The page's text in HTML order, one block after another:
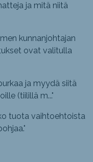
ja mitä niitä
kunnanjohtajan
ovat valitulla
ja myydä siitä
(tiilillä m..."
tuota vaihtoehtoista
"